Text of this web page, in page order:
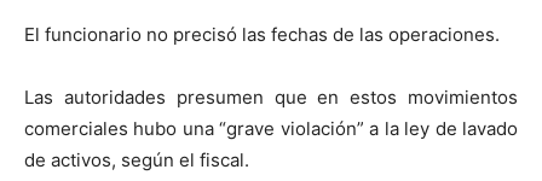
El funcionario no precisó las fechas de las operaciones.
Las autoridades presumen que en estos movimientos
comerciales hubo una “grave violación” a la ley de lavado
de activos, según el fiscal.